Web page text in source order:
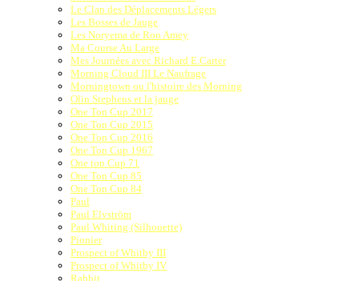
Le Clan des Déplacements Légers
Les Bosses de Jauge
Les Noryema de Ron Amey
Ma Course Au Large
Mes Journées avec Richard E.Carter
Morning Cloud III Le Naufrage
Morningtown ou l'histoire des Morning
Olin Stephens et la jauge
One Ton Cup 2017
One Ton Cup 2015
One Ton Cup 2016
One Ton Cup 1967
One ton Cup 71
One Ton Cup 85
One Ton Cup 84
Paul
Paul Elvström
Paul Whiting (Silhouette)
Pionier
Prospect of Whitby III
Prospect of Whitby IV
Rabbit